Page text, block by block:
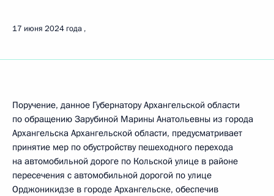
17 июня 2024 года
Поручение, данное Губернатору Архангельской области
по обращению Зарубиной Марины Анатольевны из города
Архангельска Архангельской области, предусматривает
принятие мер по обустройству пешеходного перехода
на автомобильной дороге по Кольской улице в районе
пересечения с автомобильной дорогой по улице
Орджоникидзе в городе Архангельске, обеспечив